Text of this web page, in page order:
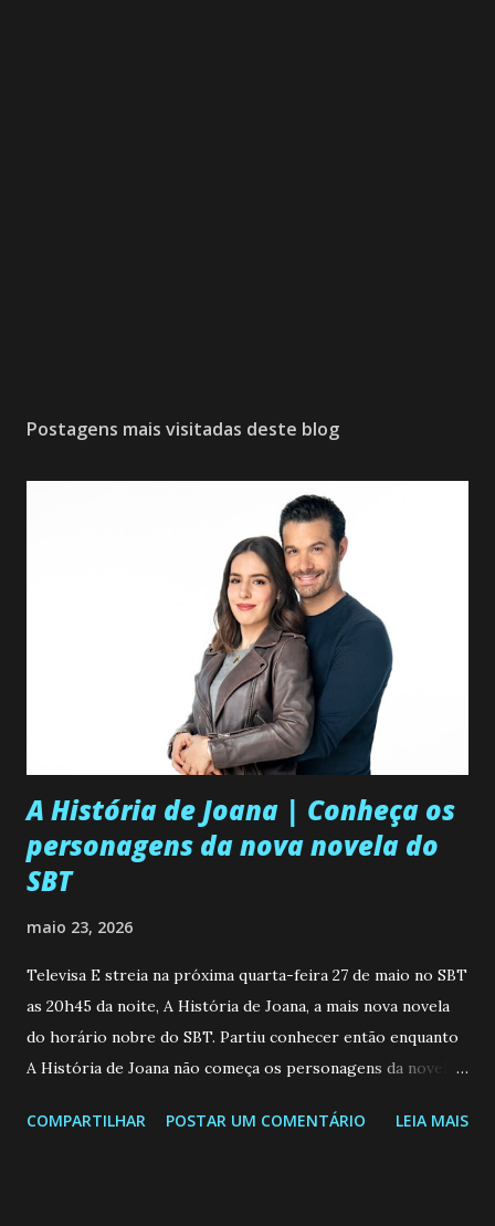
Postagens mais visitadas deste blog
A História de Joana | Conheça os
personagens da nova novela do
SBT
maio 23, 2026
Televisa E streia na próxima quarta-feira 27 de maio no SBT
as 20h45 da noite, A História de Joana, a mais nova novela
do horário nobre do SBT. Partiu conhecer então enquanto
A História de Joana não começa os personagens da novela?
de 25/05/26 a 31/05/26 JOANA GUADALUPE (Camila
COMPARTILHAR POSTAR UM COMENTÁRIO LEIA MAIS